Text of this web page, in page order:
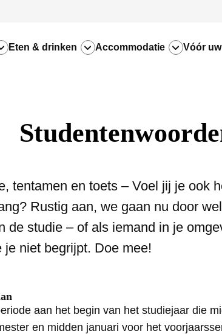
Eten & drinken Accommodatie Vóór
tentamen en toets – Voel jij je ook
Rustig aan, we gaan nu door
de studie – of als iemand in je
je niet begrijpt. Doe mee!
aan het begin van het studiejaar die
en midden januari voor het